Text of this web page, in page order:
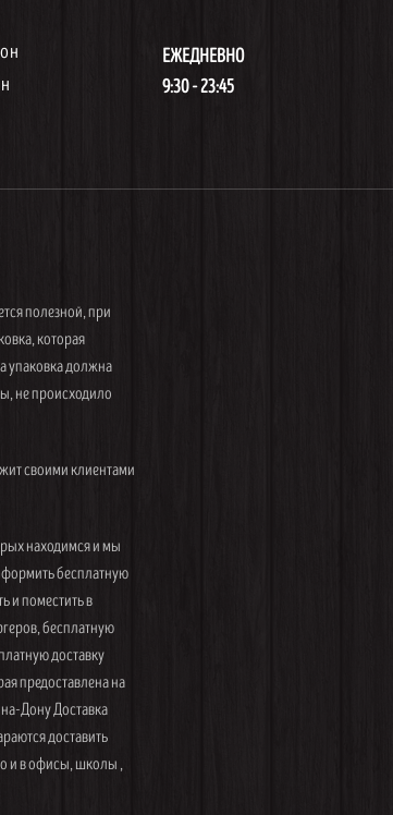
ЕЖЕДНЕВНО
9:30 - 23:45
полезной, при
которая
упаковка должна
не происходило
своими клиентами
находимся и мы
бесплатную
и поместить в
бесплатную
доставку
предоставлена на
Дону Доставка
доставить
и в офисы, школы ,